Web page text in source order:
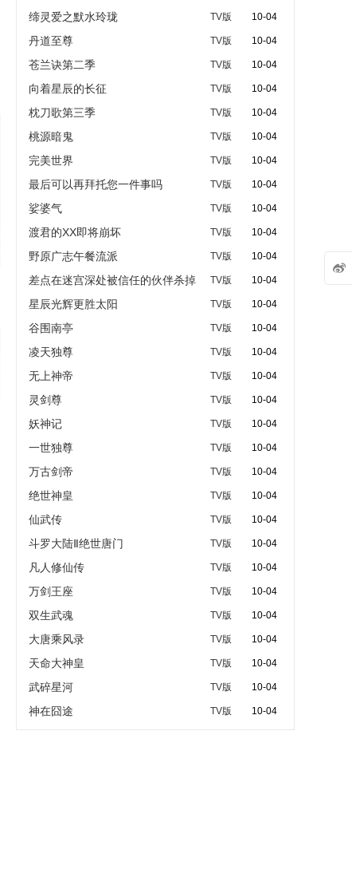
10-04
缔灵爱之默水玲珑 TV版
10-04
丹道至尊 TV版
10-04
苍兰诀第二季 TV版
10-04
向着星辰的长征 TV版
10-04
枕刀歌第三季 TV版
10-04
桃源暗鬼 TV版
10-04
完美世界 TV版
10-04
最后可以再拜托您一件事吗 TV版
10-04
娑婆气 TV版
10-04
渡君的XX即将崩坏 TV版
10-04
野原广志午餐流派 TV版
10-04
差点在迷宫深处被信任的伙伴杀掉 TV版
10-04
星辰光辉更胜太阳 TV版
10-04
谷围南亭 TV版
10-04
凌天独尊 TV版
10-04
无上神帝 TV版
10-04
灵剑尊 TV版
10-04
妖神记 TV版
10-04
一世独尊 TV版
10-04
万古剑帝 TV版
10-04
绝世神皇 TV版
10-04
仙武传 TV版
10-04
斗罗大陆Ⅱ绝世唐门 TV版
10-04
凡人修仙传 TV版
10-04
万剑王座 TV版
10-04
双生武魂 TV版
10-04
大唐乘风录 TV版
10-04
天命大神皇 TV版
10-04
武碎星河 TV版
10-04
神在囧途 TV版
